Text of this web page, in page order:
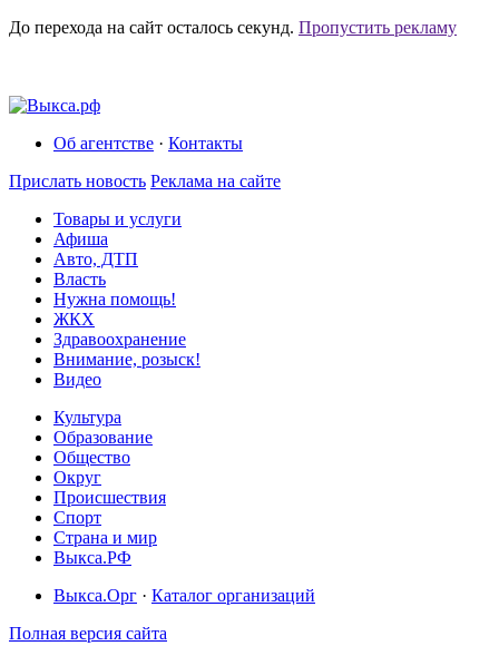
До перехода на сайт осталось секунд. Пропустить рекламу
Об агентстве · Контакты
Прислать новость Реклама на сайте
Товары и услуги
Афиша
Авто, ДТП
Власть
Нужна помощь!
ЖКХ
Здравоохранение
Внимание, розыск!
Видео
Культура
Образование
Общество
Округ
Происшествия
Спорт
Страна и мир
Выкса.РФ
Выкса.Орг · Каталог организаций
Полная версия сайта